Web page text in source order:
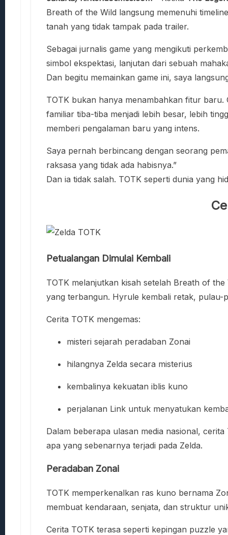
Breath of the Wild langsung memenuhi
tanah yang tidak tampak pada trailer.
Sebagai jurnalis game yang mengikuti
simbol ekspektasi, lanjutan dari sebuah
Dan begitu memainkan game ini, saya
TOTK bukan hanya menambahkan fitur baru.
familiar tiba-tiba menjadi lebih besar, lebih
memberi pengalaman baru yang intens.
Saya pernah berbincang dengan seorang
raksasa yang tidak ada habisnya.”
Dan ia tidak salah. TOTK seperti dunia yang
Petualangan Dimulai Kembali
TOTK melanjutkan kisah setelah Breath of
yang terbangun. Hyrule kembali retak, pulau-
Cerita TOTK mengemas:
misteri sejarah peradaban Zonai
hilangnya Zelda secara misterius
kembalinya kekuatan iblis kuno
perjalanan Link untuk menyatukan
Dalam beberapa ulasan media nasional,
apa yang sebenarnya terjadi pada Zelda.
Peradaban Zonai
TOTK memperkenalkan ras kuno bernama
membuat kendaraan, senjata, dan struktur
Cerita TOTK terasa seperti kepingan puzzle